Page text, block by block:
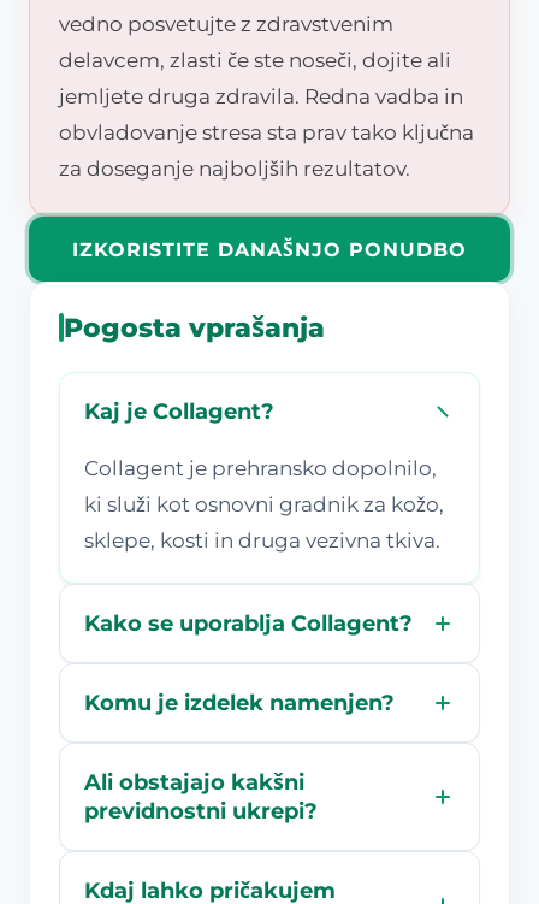
vedno posvetujte z zdravstvenim
delavcem, zlasti če ste noseči, dojite ali
jemljete druga zdravila. Redna vadba in
obvladovanje stresa sta prav tako ključna
za doseganje najboljših rezultatov.
IZKORISTITE DANAŠNJO PONUDBO
Pogosta vprašanja
Kaj je Collagent?
Collagent je prehransko dopolnilo,
ki služi kot osnovni gradnik za kožo,
sklepe, kosti in druga vezivna tkiva.
Kako se uporablja Collagent?
Komu je izdelek namenjen?
Ali obstajajo kakšni
previdnostni ukrepi?
Kdaj lahko pričakujem